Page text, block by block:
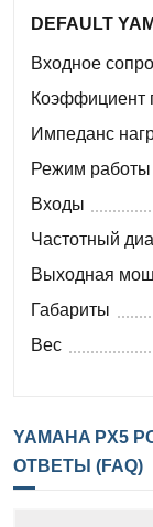
DEFAULT
Входное
Коэффициент
Импеданс
Режим работы
Входы
Частотный
Выходная
Габариты
Вес
YAMAHA PX5
ОТВЕТЫ (FAQ)